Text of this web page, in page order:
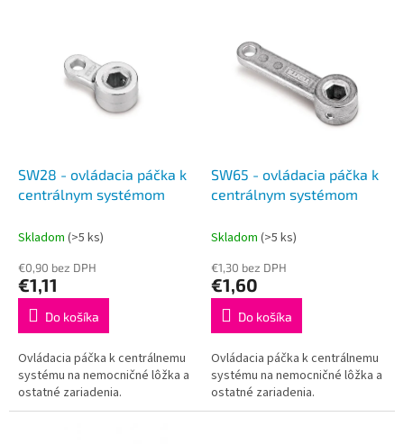
SW28 - ovládacia páčka k
centrálnym systémom
Skladom (>5 ks)
€0,90 bez DPH
€1,11
Do košíka
Ovládacia páčka k centrálnemu
systému na nemocničné lôžka a
ostatné zariadenia.
SW65 - ovládacia páčka k
centrálnym systémom
Skladom (>5 ks)
€1,30 bez DPH
€1,60
Do košíka
Ovládacia páčka k centrálnemu
systému na nemocničné lôžka a
ostatné zariadenia.